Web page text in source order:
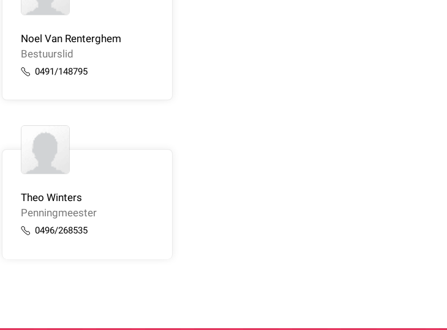
Noel Van Renterghem
Bestuurslid
0491/148795
Theo Winters
Penningmeester
0496/268535